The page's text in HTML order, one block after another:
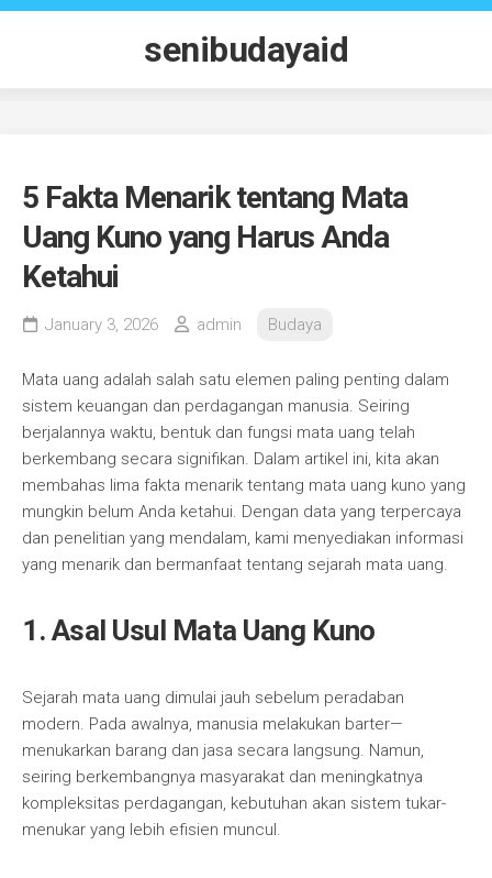
Skip
senibudayaid
5 Fakta Menarik tentang Mata
Uang Kuno yang Harus Anda
Ketahui
January 3, 2026 admin Budaya
Mata uang adalah salah satu elemen paling penting dalam
sistem keuangan dan perdagangan manusia. Seiring
berjalannya waktu, bentuk dan fungsi mata uang telah
berkembang secara signifikan. Dalam artikel ini, kita akan
membahas lima fakta menarik tentang mata uang kuno yang
mungkin belum Anda ketahui. Dengan data yang terpercaya
dan penelitian yang mendalam, kami menyediakan informasi
yang menarik dan bermanfaat tentang sejarah mata uang.
1. Asal Usul Mata Uang Kuno
Sejarah mata uang dimulai jauh sebelum peradaban
modern. Pada awalnya, manusia melakukan barter—
menukarkan barang dan jasa secara langsung. Namun,
seiring berkembangnya masyarakat dan meningkatnya
kompleksitas perdagangan, kebutuhan akan sistem tukar-
menukar yang lebih efisien muncul.